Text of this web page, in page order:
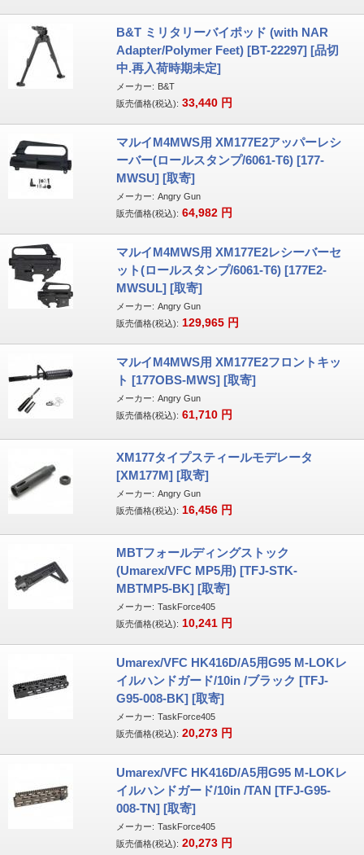
B&T ミリタリーバイポッド (with NAR
Adapter/Polymer Feet) [BT-22297] [品切
中.再入荷時期未定]
メーカー: B&T
販売価格(税込): 33,440 円
マルイM4MWS用 XM177E2アッパーレシ
ーバー(ロールスタンプ/6061-T6) [177-
MWSU] [取寄]
メーカー: Angry Gun
販売価格(税込): 64,982 円
マルイM4MWS用 XM177E2レシーバーセ
ット(ロールスタンプ/6061-T6) [177E2-
MWSUL] [取寄]
メーカー: Angry Gun
販売価格(税込): 129,965 円
マルイM4MWS用 XM177E2フロントキッ
ト [177OBS-MWS] [取寄]
メーカー: Angry Gun
販売価格(税込): 61,710 円
XM177タイプスティールモデレータ
[XM177M] [取寄]
メーカー: Angry Gun
販売価格(税込): 16,456 円
MBTフォールディングストック
(Umarex/VFC MP5用) [TFJ-STK-
MBTMP5-BK] [取寄]
メーカー: TaskForce405
販売価格(税込): 10,241 円
Umarex/VFC HK416D/A5用G95 M-LOKレ
イルハンドガード/10in /ブラック [TFJ-
G95-008-BK] [取寄]
メーカー: TaskForce405
販売価格(税込): 20,273 円
Umarex/VFC HK416D/A5用G95 M-LOKレ
イルハンドガード/10in /TAN [TFJ-G95-
008-TN] [取寄]
メーカー: TaskForce405
販売価格(税込): 20,273 円